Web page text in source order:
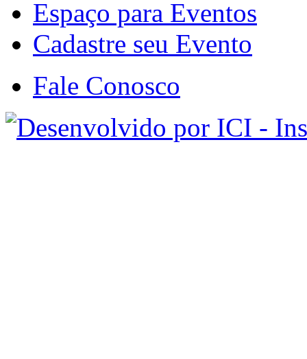
Espaço para Eventos
Cadastre seu Evento
Fale Conosco